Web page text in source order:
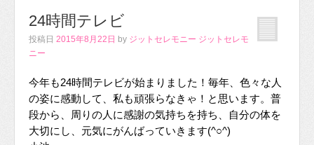
24時間テレビ
投稿日 2015年8月22日 by ジットセレモニー ジットセレモ
ニー
今年も24時間テレビが始まりました！毎年、色々な人
の姿に感動して、私も頑張らなきゃ！と思います。普
段から、周りの人に感謝の気持ちを持ち、自分の体を
大切にし、元気にがんばっていきます(^○^)